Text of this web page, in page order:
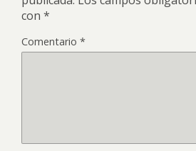
con *
Comentario *